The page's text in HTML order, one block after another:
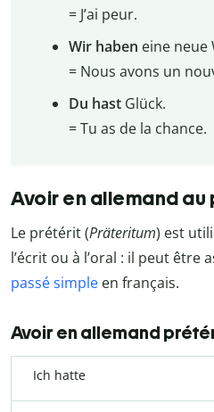
= J’ai peur.
Wir haben eine neue
= Nous avons un
Du hastGlück.
= Tu as de la chance.
Avoir en allemand
Le prétérit (Präteritum) est
l’écrit ou à l’oral : il peut être
passé simple en français.
Avoir en allemand
Ich hatte